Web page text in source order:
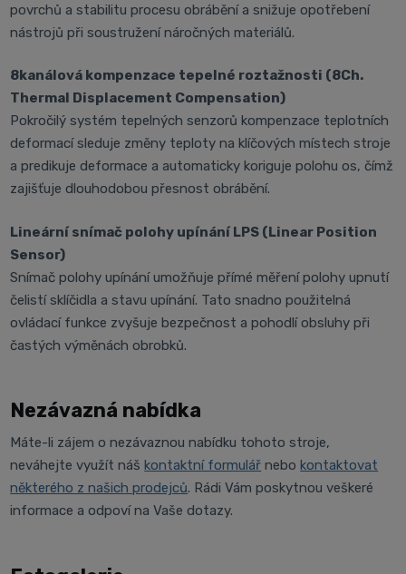
povrchů a stabilitu procesu obrábění a snižuje opotřebení
nástrojů při soustružení náročných materiálů.
8kanálová kompenzace tepelné roztažnosti (8Ch.
Thermal Displacement Compensation)
Pokročilý systém tepelných senzorů kompenzace teplotních
deformací sleduje změny teploty na klíčových místech stroje
a predikuje deformace a automaticky koriguje polohu os, čímž
zajišťuje dlouhodobou přesnost obrábění.
Lineární snímač polohy upínání LPS (Linear Position
Sensor)
Snímač polohy upínání umožňuje přímé měření polohy upnutí
čelistí sklíčidla a stavu upínání. Tato snadno použitelná
ovládací funkce zvyšuje bezpečnost a pohodlí obsluhy při
častých výměnách obrobků.
Nezávazná nabídka
Máte-li zájem o nezávaznou nabídku tohoto stroje,
neváhejte využít náškontaktní formulář nebokontaktovat
některého z našich prodejců. Rádi Vám poskytnou veškeré
informace a odpoví na Vaše dotazy.